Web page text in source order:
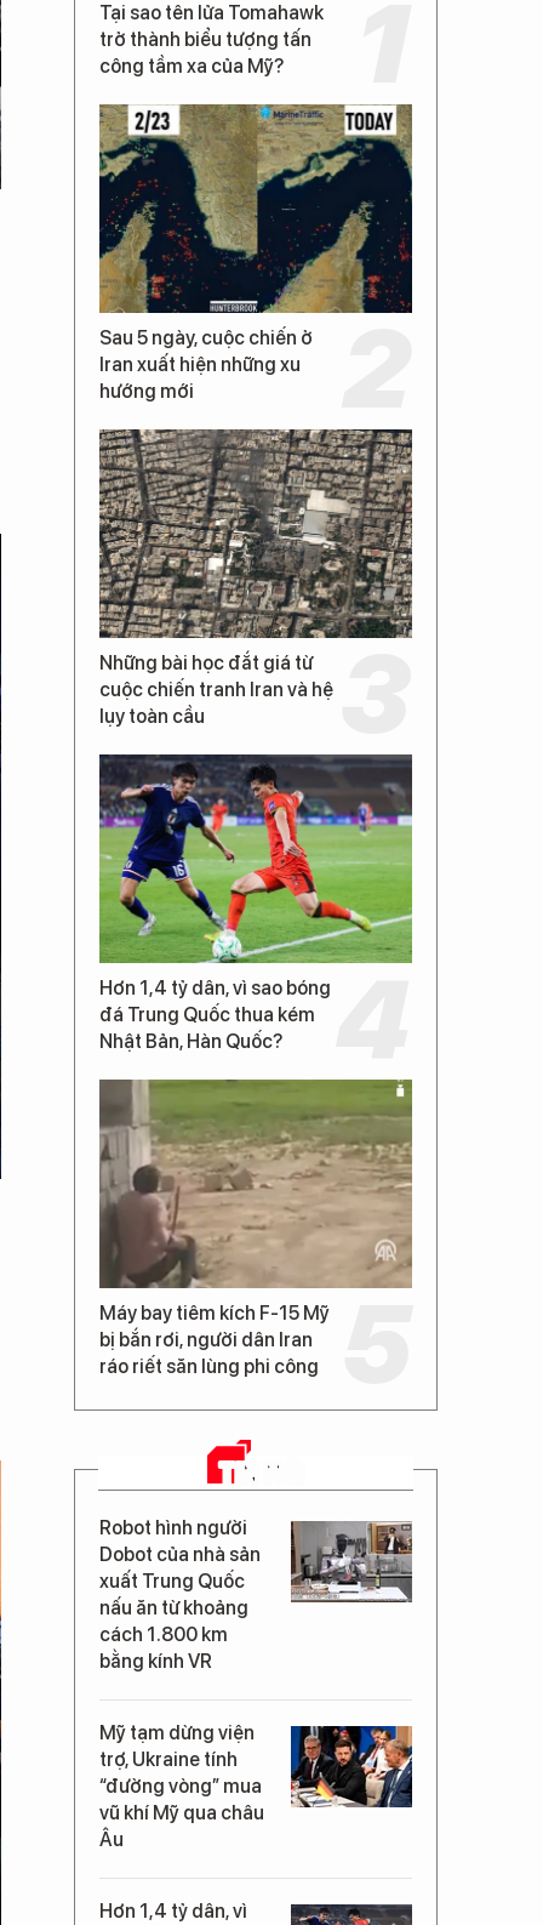
Tại sao tên lửa Tomahawk
trở thành biểu tượng tấn
công tầm xa của Mỹ?
Sau 5 ngày, cuộc chiến ở
Iran xuất hiện những xu
hướng mới
Những bài học đắt giá từ
cuộc chiến tranh Iran và hệ
lụy toàn cầu
Hơn 1,4 tỷ dân, vì sao bóng
đá Trung Quốc thua kém
Nhật Bản, Hàn Quốc?
Máy bay tiêm kích F-15 Mỹ
bị bắn rơi, người dân Iran
ráo riết săn lùng phi công
TIN MỚI
Robot hình người
Dobot của nhà sản
xuất Trung Quốc
nấu ăn từ khoảng
cách 1.800 km
bằng kính VR
Mỹ tạm dừng viện
trợ, Ukraine tính
“đường vòng” mua
vũ khí Mỹ qua châu
Âu
Hơn 1,4 tỷ dân, vì